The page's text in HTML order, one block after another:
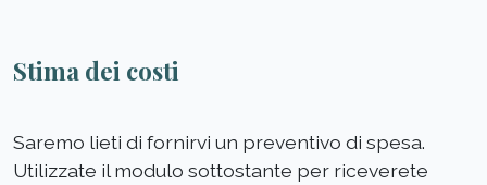
Stima dei costi
Saremo lieti di fornirvi un preventivo di spesa.
Utilizzate il modulo sottostante per riceverete